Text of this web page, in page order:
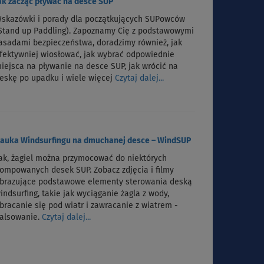
i porady dla początkujących SUPowców
up Paddling). Zapoznamy Cię z podstawowymi
bezpieczeństwa, doradzimy również, jak
wiosłować, jak wybrać odpowiednie
na pływanie na desce SUP, jak wrócić na
po upadku i wiele więcej Czytaj dalej...
Windsurfingu na dmuchanej desce – WindSUP
żagiel można przymocować do niektórych
desek SUP. Zobacz zdjęcia i filmy
podstawowe elementy sterowania deską
takie jak wyciąganie żagla z wody,
się pod wiatr i zawracanie z wiatrem -
Czytaj dalej...